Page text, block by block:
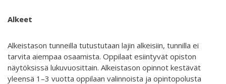
ABC'd?
Alkeet
Alkeistason tunneilla tutustutaan lajin alkeisiin, tunnilla ei
tarvita aiempaa osaamista. Oppilaat esiintyvät opiston
näytöksissä lukuvuosittain. Alkeistason opinnot kestävät
yleensä 1–3 vuotta oppilaan valinnoista ja opintopolusta